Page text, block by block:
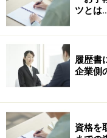
ええ。誘われてど
た。公式サイトをみ
役立つ視点からの
のパソコンの経験や
ため、受験を決意し
--- なるほど。それ
ツとは
履歴書
企業側
資格を